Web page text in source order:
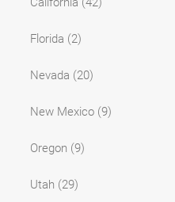
Florida (2)
Nevada (20)
New Mexico (9)
Oregon (9)
Utah (29)